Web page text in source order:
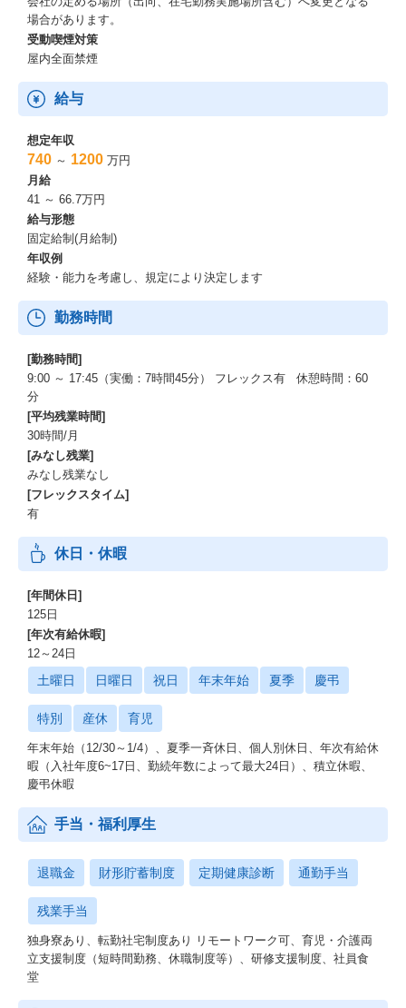
場合があります。
受動喫煙対策
屋内全面禁煙
給与
想定年収
740 ～ 1200 万円
月給
41 ～ 66.7万円
給与形態
固定給制(月給制)
年収例
経験・能力を考慮し、規定により決定します
勤務時間
[勤務時間]
9:00 ～ 17:45（実働：7時間45分） フレックス有 休憩時間：60
分
[平均残業時間]
30時間/月
[みなし残業]
みなし残業なし
[フレックスタイム]
有
休日・休暇
[年間休日]
125日
[年次有給休暇]
12～24日
土曜日 日曜日 祝日 年末年始 夏季 慶弔
特別 産休 育児
年末年始（12/30～1/4）、夏季一斉休日、個人別休日、年次有給休
暇（入社年度6~17日、勤続年数によって最大24日）、積立休暇、
慶弔休暇
手当・福利厚生
退職金 財形貯蓄制度 定期健康診断 通勤手当
残業手当
独身寮あり、転勤社宅制度あり リモートワーク可、育児・介護両
立支援制度（短時間勤務、休職制度等）、研修支援制度、社員食
堂